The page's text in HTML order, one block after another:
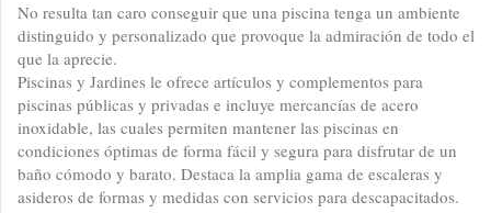
No resulta tan caro conseguir que una piscina tenga un ambiente
distinguido y personalizado que provoque la admiración de todo el
que la aprecie.
Piscinas y Jardines le ofrece artículos y complementos para
piscinas públicas y privadas e incluye mercancías de acero
inoxidable, las cuales permiten mantener las piscinas en
condiciones óptimas de forma fácil y segura para disfrutar de un
baño cómodo y barato. Destaca la amplia gama de escaleras y
asideros de formas y medidas con servicios para descapacitados.